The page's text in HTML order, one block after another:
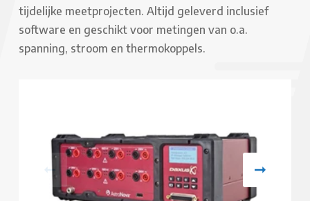
tijdelijke meetprojecten. Altijd geleverd inclusief
software en geschikt voor metingen van o.a.
spanning, stroom en thermokoppels.